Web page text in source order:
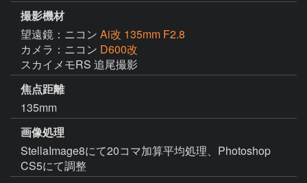
撮影機材
望遠鏡：ニコン Ai改 135mm F2.8
カメラ：ニコン D600改
スカイメモRS 追尾撮影
焦点距離
135mm
画像処理
StellaImage8にて20コマ加算平均処理、Photoshop
CS5にて調整